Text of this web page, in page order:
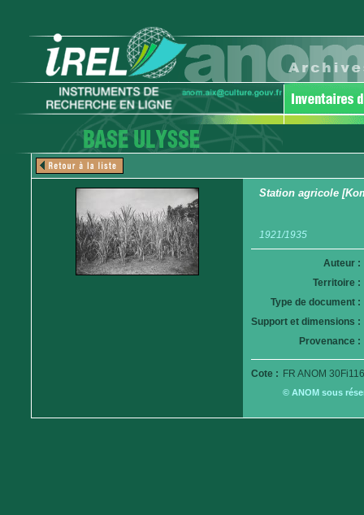
Station agricole
1921/1935
Auteur :
Territoire :
Type de document :
Support et dimensions :
Provenance :
Cote : FR ANOM
© ANOM sous